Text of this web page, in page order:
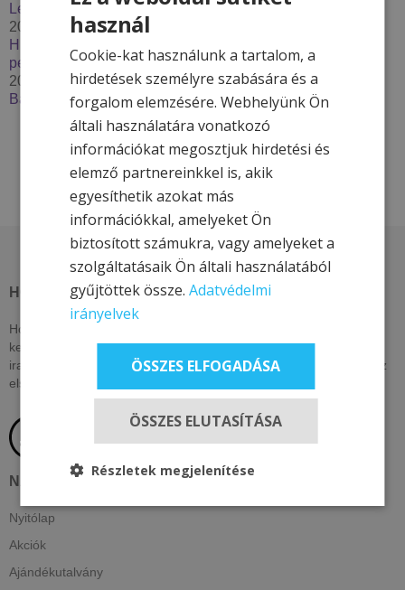
Lendava***
2025. december 2.
Húzzon korit, pattanjon szánkóra – Élje át a tél minden
percét a Hotel & More szállodákkal
2025. szeptember 29.
Bakancslistás túrázóhelyek Magyarországon
HOTEL & MORE HOTELS
Hotel & More szállodái ezen az oldalon csak itt elérhető, exkluzív
kedvezményeket kínálnak. Nézzen vissza akár naponta, vagy
iratkozzon fel hírlevelünkre, lájkolja közösségi oldalainkat, hogy az
elsők között értesüljön kizárólagos és egyedi ajánlatainkról!
NAVIGÁCIÓ
Nyitólap
Akciók
Ajándékutalvány
használ
Cookie-kat használunk a tartalom, a
hirdetések személyre szabására és a
forgalom elemzésére. Webhelyünk Ön
általi használatára vonatkozó
információkat megosztjuk hirdetési és
elemző partnereinkkel is, akik
egyesíthetik azokat más
információkkal, amelyeket Ön
biztosított számukra, vagy amelyeket a
szolgáltatásaik Ön általi használatából
gyűjtöttek össze.Adatvédelmi
irányelvek
ÖSSZES ELFOGADÁSA
ÖSSZES ELUTASÍTÁSA
Részletek megjelenítése